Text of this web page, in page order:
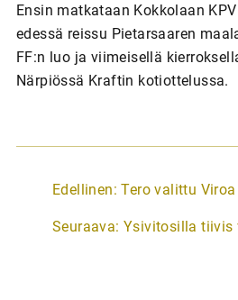
Ensin matkataan Kokkolaan
edessä reissu Pietarsaaren
FF:n luo ja viimeisellä
Närpiössä Kraftin kotiottelussa.
A
t
Edellinen: Tero valittu
Seuraava: Ysivitosilla tiivis